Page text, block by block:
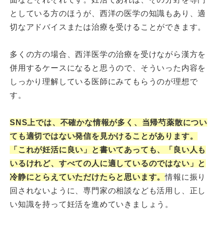
としている方のほうが、西洋の医学の知識もあり、適
切なアドバイスまたは治療を受けることができます。
多くの方の場合、西洋医学の治療を受けながら漢方を
併用するケースになると思うので、そういった内容を
しっかり理解している医師にみてもらうのが理想で
す。
SNS上では、不確かな情報が多く、当帰芍薬散につい
ても適切ではない発信を見かけることがあります。
「これが妊活に良い」と書いてあっても、「良い人も
いるけれど、すべての人に適しているのではない」と
冷静にとらえていただけたらと思います。情報に振り
回されないように、専門家の相談なども活用し、正し
い知識を持って妊活を進めていきましょう。